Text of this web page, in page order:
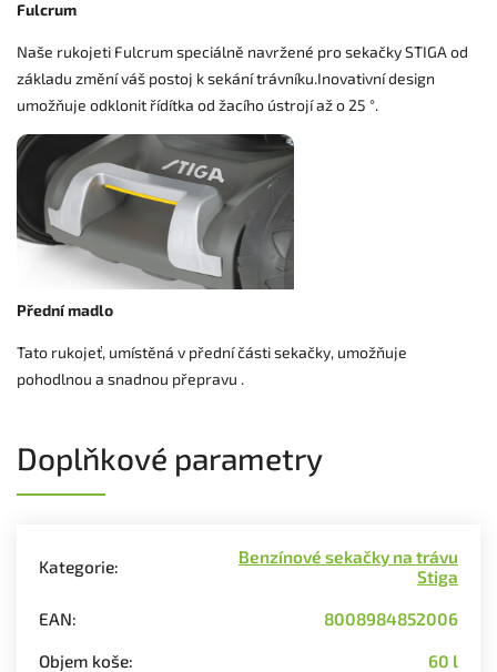
Fulcrum
Naše rukojeti Fulcrum speciálně navržené pro sekačky STIGA od
základu změní váš postoj k sekání trávníku.Inovativní design
umožňuje odklonit řídítka od žacího ústrojí až o 25 °.
Přední madlo
Tato rukojeť, umístěná v přední části sekačky, umožňuje
pohodlnou a snadnou přepravu .
Doplňkové parametry
Kategorie:
Benzínové sekačky na trávu
Stiga
EAN: 8008984852006
Objem koše: 60 l